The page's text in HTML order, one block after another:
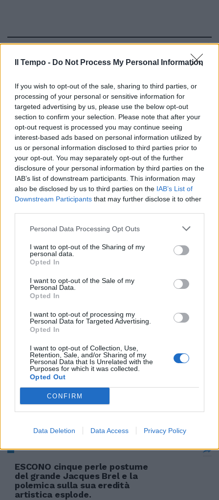
Il Tempo - Do Not Process My Personal Information
If you wish to opt-out of the sale, sharing to third parties, or
processing of your personal or sensitive information for
targeted advertising by us, please use the below opt-out
section to confirm your selection. Please note that after your
opt-out request is processed you may continue seeing
interest-based ads based on personal information utilized by
us or personal information disclosed to third parties prior to
your opt-out. You may separately opt-out of the further
disclosure of your personal information by third parties on the
IAB’s list of downstream participants. This information may
also be disclosed by us to third parties on the IAB’s List of
Downstream Participants that may further disclose it to other
Personal Data Processing Opt Outs
I want to opt-out of the Sharing of my
personal data.
Opted In
I want to opt-out of the Sale of my
Personal Data.
Opted In
I want to opt-out of processing my
Personal Data for Targeted Advertising.
Opted In
I want to opt-out of Collection, Use,
Retention, Sale, and/or Sharing of my
Personal Data that Is Unrelated with the
Purposes for which it was collected.
Opted Out
CONFIRM
Data Deletion Data Access Privacy Policy
Alessandro Fusco Jacques
tredici titolari sul XV che sabato
scorso ha perso a Parigi.
12/02/2012
Aldo, Giovanni & Giacomo
Ambientalisti da ridere
30/04/2010
SÉGOLÈNE ROYAL, socialista, è
nata a Dakar il 22 settembre
1953 dal colonnello di artigliera
Jacques ...
PECHINO 2008 Rogge, una sola
nazionale per Corea del Nord e
Sud LOSANNA — Il Presidente
29/08/2006
Addio a Jacques Dufilho il
colonnello Buttiglione
ESCONO cinque perle postume
del grande Jacques Brel e la
polemica sulla sua eredità
artistica esplode.